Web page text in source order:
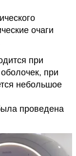
очаги
при
при
небольшое
проведена